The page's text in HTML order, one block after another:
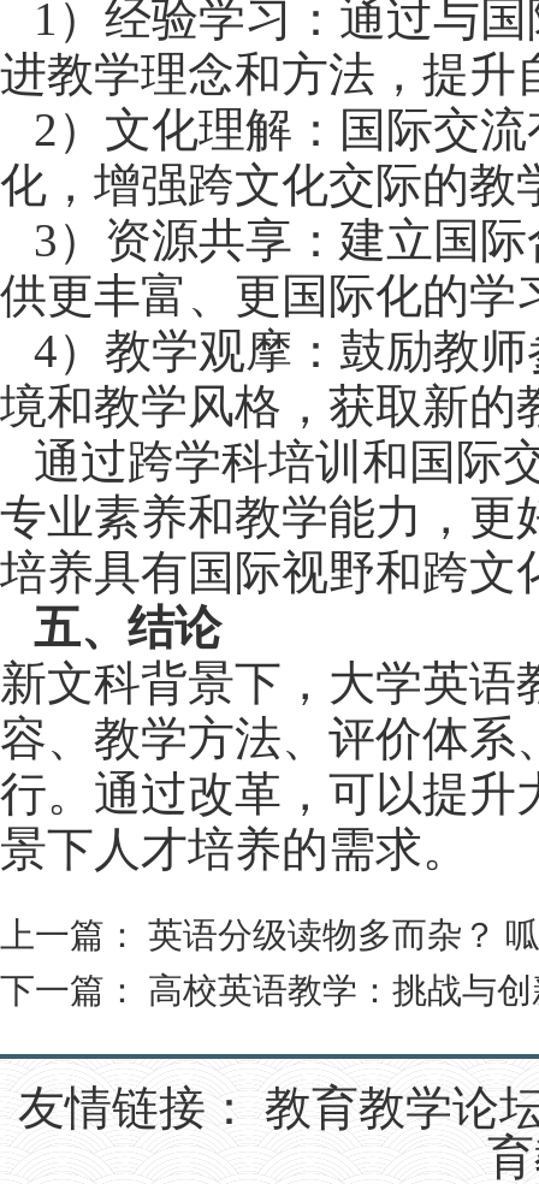
1 ） 经验学习：通过与
进教学理念和方法，提升
2） 文化理解：国际交
化，增强跨文化交际的教
3） 资源共享：建立国
供更丰富、更国际化的学
4） 教学观摩：鼓励教
境和教学风格，获取新的
通过跨学科培训和国际
专业素养和教学能力，更
培养具有国际视野和跨文
五、结论
新文科背景下，大学英
容、教学方法、评价体系
行。通过改革，可以提升
景下人才培养的需求。
上一篇： 英语分级读物多而杂？
下一篇： 高校英语教学：挑战与
友情链接： 教育教学论